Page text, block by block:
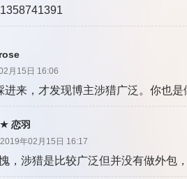
月15日 16:06
进来，才发现博主涉猎广泛。你也
恋羽
2019年02月15日 16:17
，涉猎是比较广泛但并没有做外包